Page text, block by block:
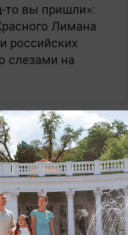
то вы пришли»:
Лимана
российских
слезами на
Валерий Герасимов
Путину. Он заявил, что
города Красный Лиман.
данного населённого
крупным
узлом.
разделе на